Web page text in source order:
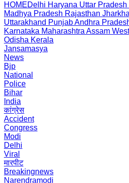
HOMEDelhi Haryana Uttar Pradesh
Madhya Pradesh Rajasthan
Uttarakhand PunjabAndhra
Karnataka Maharashtra Assam
Odisha Kerala
Jansamasya
News
Bjp
National
Police
Bihar
India
कांग्रेस
Accident
Congress
Modi
Delhi
Viral
मारपीट
Breakingnews
Narendramodi